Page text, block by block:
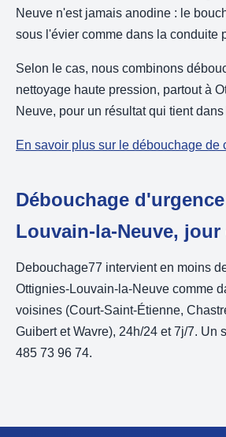
Neuve n'est jamais anodine : le
sous l'évier comme dans la conduite
Selon le cas, nous combinons
nettoyage haute pression, partout à
Neuve, pour un résultat qui tient
En savoir plus sur le débouchage de
Débouchage
Louvain-la-Neuve,
Debouchage77 intervient en moins
Ottignies-Louvain-la-Neuve comme
voisines (Court-Saint-Étienne,
Guibert et Wavre), 24h/24 et 7j/7. Un
485 73 96 74.